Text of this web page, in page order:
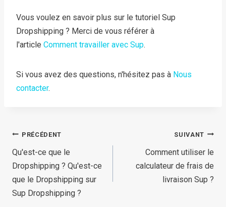
Vous voulez en savoir plus sur le tutoriel Sup
Dropshipping ? Merci de vous référer à
l'article Comment travailler avec Sup.
Si vous avez des questions, n'hésitez pas à Nous
contacter.
Navigation
de
l’article
PRÉCÉDENT
Qu'est-ce que le
Dropshipping ? Qu'est-ce
que le Dropshipping sur
Sup Dropshipping ?
SUIVANT
Comment utiliser le
calculateur de frais de
livraison Sup ?